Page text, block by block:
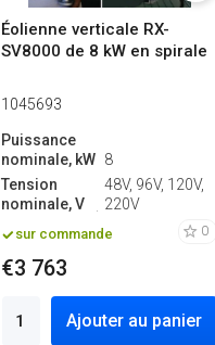
Éolienne verticale RX-
SV8000 de 8 kW en spirale
1045693
Puissance
nominale, kW 8
Tension
nominale, V
48V, 96V, 120V,
220V
sur commande 0
€3 763
Ajouter au panier